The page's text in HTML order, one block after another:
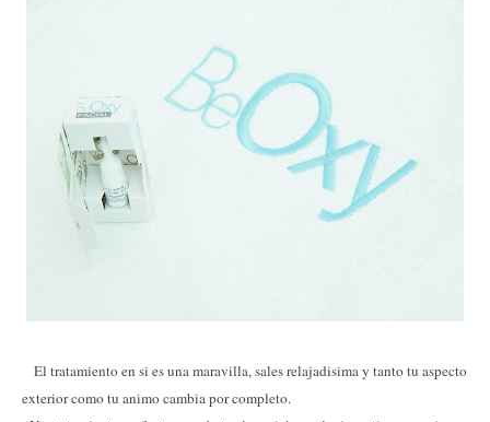
El tratamiento en si es una maravilla, sales relajadisima y tanto tu aspecto
exterior como tu animo cambia por completo.